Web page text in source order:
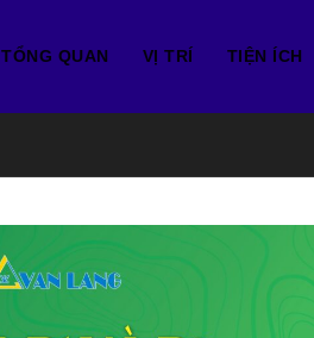
TỔNG QUAN VỊ TRÍ TIỆN ÍCH